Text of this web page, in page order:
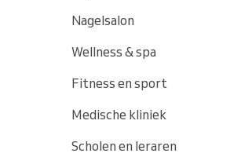
Nagelsalon
Wellness & spa
Fitness en sport
Medische kliniek
Scholen en leraren